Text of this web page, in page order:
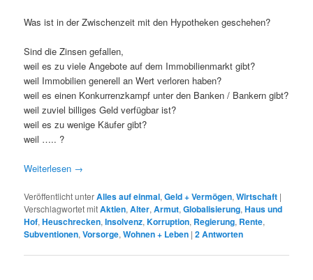
Was ist in der Zwischenzeit mit den Hypotheken geschehen?
Sind die Zinsen gefallen,
weil es zu viele Angebote auf dem Immobilienmarkt gibt?
weil Immobilien generell an Wert verloren haben?
weil es einen Konkurrenzkampf unter den Banken / Bankern gibt?
weil zuviel billiges Geld verfügbar ist?
weil es zu wenige Käufer gibt?
weil ….. ?
Weiterlesen →
Veröffentlicht unterAlles auf einmal,Geld + Vermögen,Wirtschaft |
Verschlagwortet mitAktien,Alter,Armut,Globalisierung,Haus und
Hof,Heuschrecken,Insolvenz,Korruption, Regierung, Rente,
Subventionen,Vorsorge,Wohnen + Leben |2Antworten